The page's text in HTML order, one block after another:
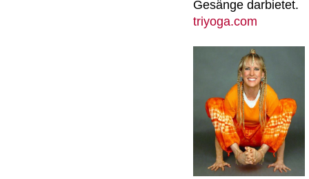
Gesänge darbietet.
triyoga.com